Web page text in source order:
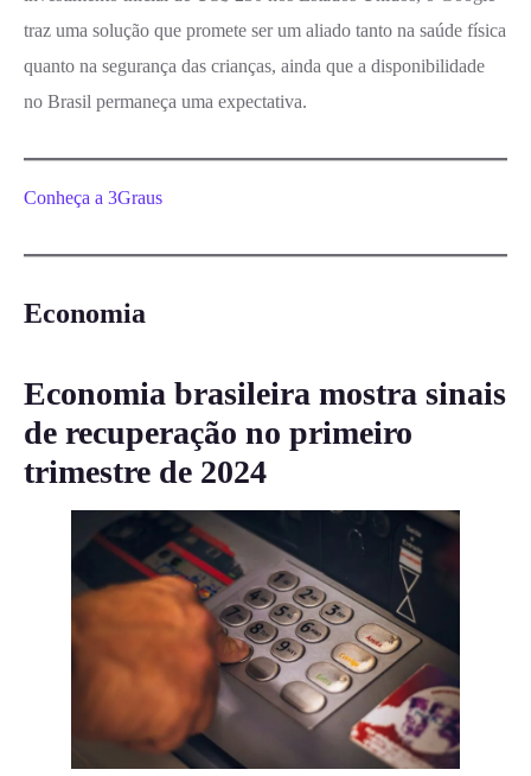
traz uma solução que promete ser um aliado tanto na saúde física
quanto na segurança das crianças, ainda que a disponibilidade
no Brasil permaneça uma expectativa.
Conheça a 3Graus
Economia
Economia brasileira mostra sinais
de recuperação no primeiro
trimestre de 2024